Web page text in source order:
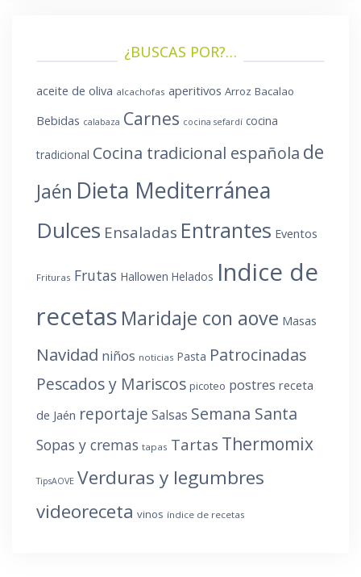
¿BUSCAS POR?…
aceite de oliva alcachofas aperitivos Arroz Bacalao
Bebidas calabaza Carnes cocina sefardí cocina
tradicional Cocina tradicional española de
Jaén Dieta Mediterránea
Dulces Ensaladas Entrantes Eventos
Frituras Frutas Hallowen Helados Indice de
recetas Maridaje con aove Masas
Navidad niños noticias Pasta Patrocinadas
Pescados y Mariscos picoteo postres receta
de Jaén reportaje Salsas Semana Santa
Sopas y cremas tapas Tartas Thermomix
TipsAOVE Verduras y legumbres
videoreceta vinos índice de recetas